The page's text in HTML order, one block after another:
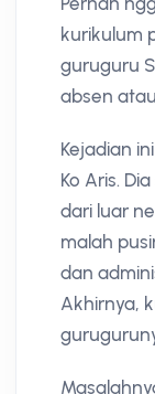
kurikulum
guruguru
absen
Kejadian
Ko Aris.
dari luar
malah
dan
Akhirnya,